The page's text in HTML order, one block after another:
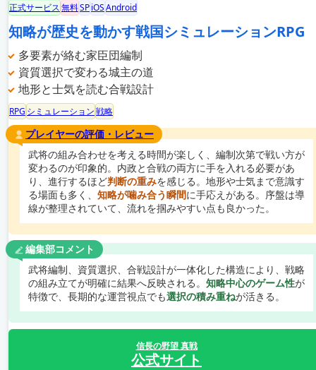
正式サービス無料SPiOSAndroid
知略が歴史を動かす戦国シミュレーションRPG
多要素が絡む家臣団編制
資質選択で変わる城主の道
地形と士気を読む合戦設計
RPG シミュレーション戦略
プレイヤーの評価・レビュー
武将の組み合わせを考える時間が楽しく、編制次第で戦い方が
変わるのが印象的。内政と合戦の両方に手を入れる必要があ
り、進行するほど判断の重みを感じる。地形や士気まで意識す
る場面も多く、 知略が噛み合う瞬間に手応えがある。序盤は導
線が整理されていて、流れを掴みやすい点も良かった。
編集部コメント
武将編制、資質選択、合戦設計が一体化した構造により、戦略
の組み立てが明確に結果へ反映される。 知略中心のゲーム性が
特徴で、長期的な運営視点でも選択の積み重ねが活きる。
信長の野望 真戦
公式サイト